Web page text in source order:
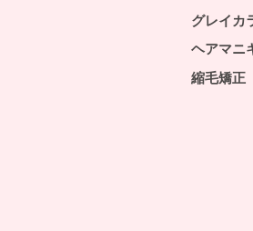
グレイカ
ヘアマニ
縮毛矯正